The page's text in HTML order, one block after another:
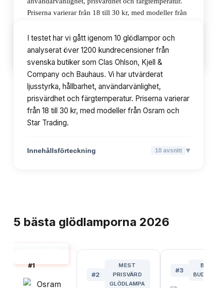
Priserna varierar från 18 till 30 kr, med modeller från
Innehållsförteckning 10avsnitt
I testet har vi gått igenom 10 glödlampor och
analyserat över 1200 kundrecensioner från
svenska butiker som Clas Ohlson, Kjell &
Company och Bauhaus. Vi har utvärderat
ljusstyrka, hållbarhet, användarvänlighet,
prisvärdhet och färgtemperatur. Priserna varierar
från 18 till 30 kr, med modeller från Osram och
Star Trading.
Innehållsförteckning 10 avsnitt ▾
5 bästa glödlamporna 2026
#1
#2
MEST
PRISVÄRD
GLÖDLAMPA
#3